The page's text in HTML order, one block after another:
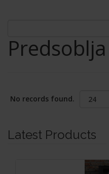
Predsoblja
No records found.
Latest Products